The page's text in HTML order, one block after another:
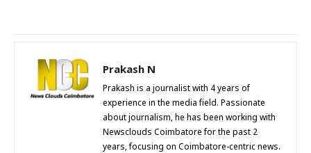
Prakash N
Prakash is a journalist with 4 years of
experience in the media field. Passionate
about journalism, he has been working with
Newsclouds Coimbatore for the past 2
years, focusing on Coimbatore-centric news.